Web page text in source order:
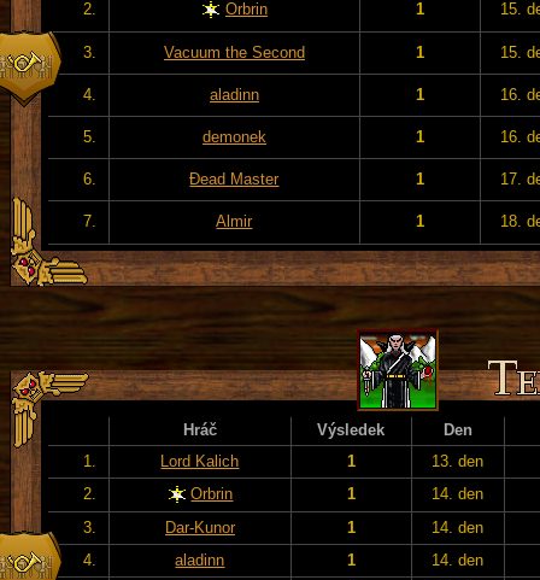
2. Orbrin 1 15.
3. Vacuum the Second 1 15.
4. aladinn 1 16.
5. demonek 1 16.
6. Đead Master 1 17.
7. Almir 1 18.
Hráč Výsledek
Den
1.
Lord Kalich 1
13. den
2.
Orbrin 1
14. den
3.
Dar-Kunor 1
14. den
4.
aladinn 1
14. den